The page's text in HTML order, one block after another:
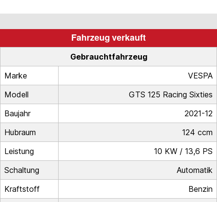
Fahrzeug verkauft
Gebrauchtfahrzeug
Marke
VESPA
Modell
GTS 125 Racing Sixties
Baujahr
2021-12
Hubraum
124 ccm
Leistung
10 KW / 13,6 PS
Schaltung
Automatik
Kraftstoff
Benzin